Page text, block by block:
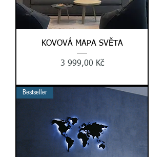
KOVOVÁ MAPA SVĚTA
Cena
3 999,00 Kč
Bestseller